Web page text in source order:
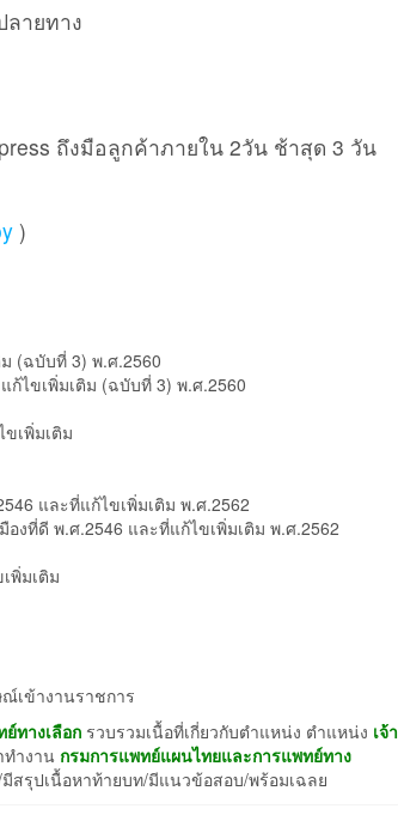
ลายทาง
ถึงมือลูกค้าภายใน 2วัน ช้าสุด 3 วัน
)
(ฉบับที่ 3) พ.ศ.2560
ไขเพิ่มเติม (ฉบับที่ 3) พ.ศ.2560
เพิ่มเติม
และที่แก้ไขเพิ่มเติม พ.ศ.2562
งที่ดี พ.ศ.2546 และที่แก้ไขเพิ่มเติม พ.ศ.2562
พิ่มเติม
เข้างานราชการ
ทางเลือก รวบรวมเนื้อที่เกี่ยวกับตำแหน่ง ตำแหน่ง เจ้า
ทำงาน กรมการแพทย์แผนไทยและการแพทย์ทาง
สรุปเนื้อหาท้ายบท/มีแนวข้อสอบ/พร้อมเฉลย